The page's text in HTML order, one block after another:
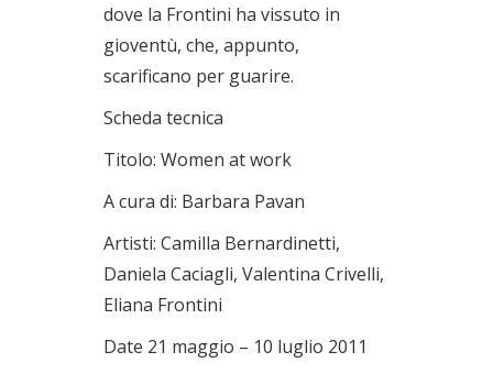
dove la Frontini ha vissuto in
gioventù, che, appunto,
scarificano per guarire.
Scheda tecnica
Titolo: Women at work
A cura di: Barbara Pavan
Artisti: Camilla Bernardinetti,
Daniela Caciagli, Valentina Crivelli,
Eliana Frontini
Date 21 maggio – 10 luglio 2011